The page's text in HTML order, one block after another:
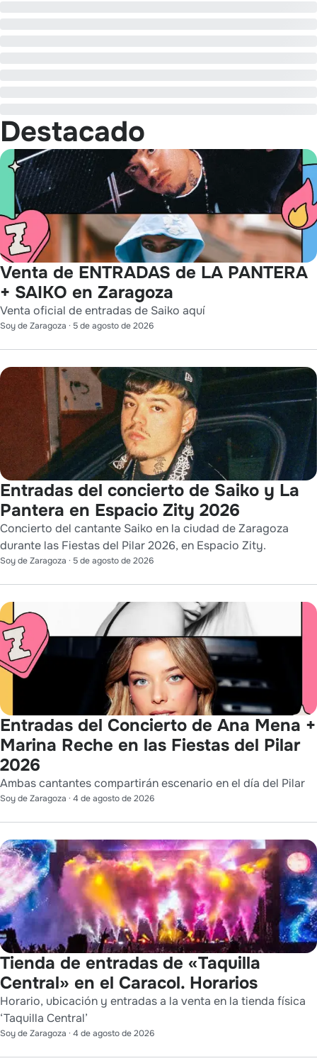
Destacado
Venta de ENTRADAS de LA PANTERA
+ SAIKO en Zaragoza
Venta oficial de entradas de Saiko aquí
Soy de Zaragoza · 5 de agosto de 2026
Entradas del concierto de Saiko y La
Pantera en Espacio Zity 2026
Concierto del cantante Saiko en la ciudad de Zaragoza
durante las Fiestas del Pilar 2026, en Espacio Zity.
Soy de Zaragoza · 5 de agosto de 2026
Entradas del Concierto de Ana Mena +
Marina Reche en las Fiestas del Pilar
2026
Ambas cantantes compartirán escenario en el día del Pilar
Soy de Zaragoza · 4 de agosto de 2026
Tienda de entradas de «Taquilla
Central» en el Caracol. Horarios
Horario, ubicación y entradas a la venta en la tienda física
‘Taquilla Central’
Soy de Zaragoza · 4 de agosto de 2026